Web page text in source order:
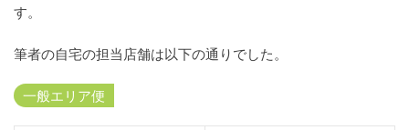
エー
トス
ーの
会員
す。
筆者の自宅の担当店舗は以下の通りでした。
一般エリア便